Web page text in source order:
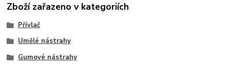
Zboží zařazeno v kategoriích
Přívlač
Umělé nástrahy
Gumové nástrahy